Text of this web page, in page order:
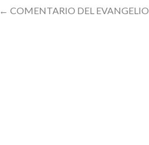
Post
← COMENTARIO DEL